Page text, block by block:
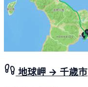
地球岬 → 千歳市